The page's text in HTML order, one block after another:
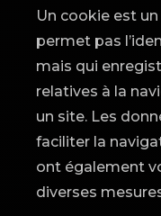
Un cookie est
permet pas
mais qui
relatives à la
un site. Les
faciliter la
ont également
diverses